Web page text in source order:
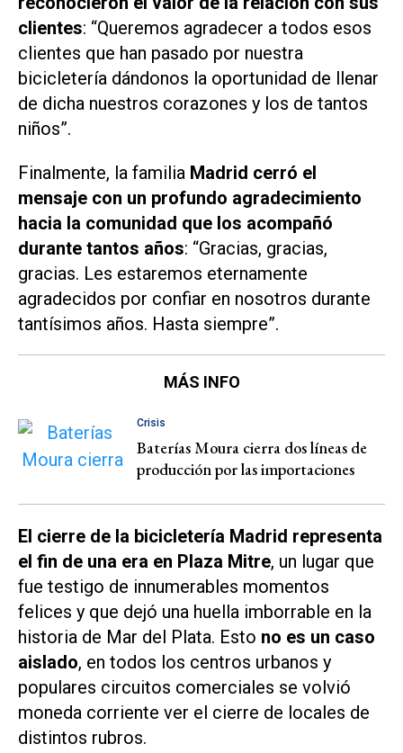
clientes: “Queremos agradecer a todos esos
clientes que han pasado por nuestra
bicicletería dándonos la oportunidad de llenar
de dicha nuestros corazones y los de tantos
niños”.
Finalmente, la familia Madrid cerró el
mensaje con un profundo agradecimiento
hacia la comunidad que los acompañó
durante tantos años: “Gracias, gracias,
gracias. Les estaremos eternamente
agradecidos por confiar en nosotros durante
tantísimos años. Hasta siempre”.
MÁS INFO
Crisis
Baterías Moura cierra dos líneas de
producción por las importaciones
El cierre de la bicicletería Madrid representa
el fin de una era en Plaza Mitre, un lugar que
fue testigo de innumerables momentos
felices y que dejó una huella imborrable en la
historia de Mar del Plata. Esto no es un caso
aislado, en todos los centros urbanos y
populares circuitos comerciales se volvió
moneda corriente ver el cierre de locales de
distintos rubros.